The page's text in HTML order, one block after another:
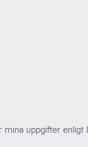
uppgifter enligt